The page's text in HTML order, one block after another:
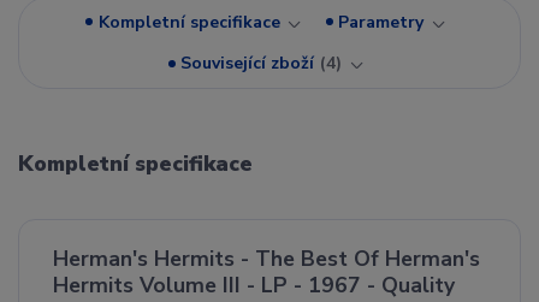
Kompletní specifikace
Parametry
Související zboží 4
Kompletní specifikace
Herman's Hermits - The Best Of Herman's
Hermits Volume III - LP - 1967 - Quality